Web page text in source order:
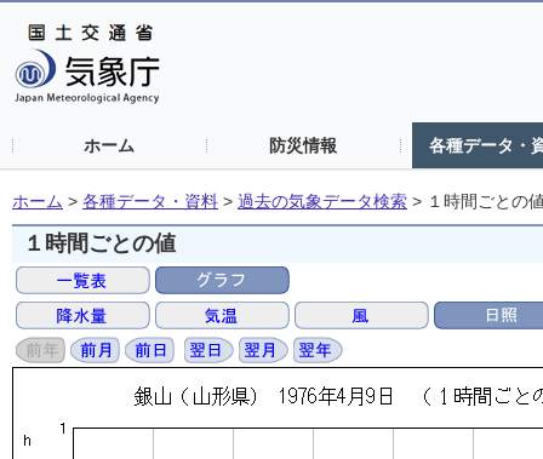
ホーム 防災情報 各種データ・
ホーム > 各種データ・資料 > 過去の気象データ検索 > １時間ごとの
１時間ごとの値